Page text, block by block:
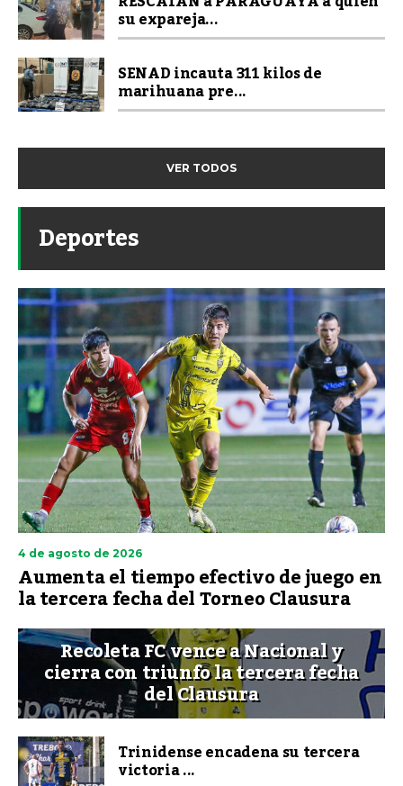
su expareja...
SENAD incauta 311 kilos de
marihuana pre...
VER TODOS
Deportes
4 de agosto de 2026
Aumenta el tiempo efectivo de juego en
la tercera fecha del Torneo Clausura
Recoleta FC vence a Nacional y
cierra con triunfo la tercera fecha
del Clausura
Trinidense encadena su tercera
victoria ...